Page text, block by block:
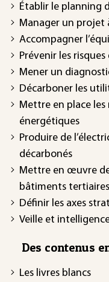
Établir le planning
Manager un projet
Accompagner
Prévenir les
Mener un
Décarboner les
Mettre en place
énergétiques
Produire de
décarbonés
Mettre en œuvre
bâtiments
Définir les axes
Veille et
Des contenus
Les livres blancs